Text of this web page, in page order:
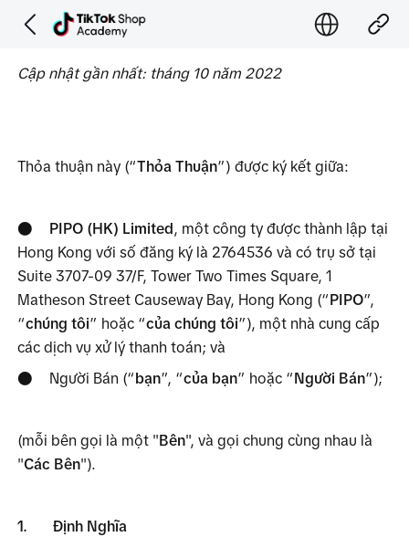
Cập nhật gần nhất: tháng 10 năm 2022
Thỏa thuận này (“Thỏa Thuận”) được ký kết giữa:
● PIPO (HK) Limited, một công ty được thành lập tại
Hong Kong với số đăng ký là 2764536 và có trụ sở tại
Suite 3707-09 37/F, Tower Two Times Square, 1
Matheson Street Causeway Bay, Hong Kong (“PIPO”,
“chúng tôi” hoặc “của chúng tôi”), một nhà cung cấp
các dịch vụ xử lý thanh toán; và
●
Người Bán (“bạn”, “của bạn” hoặc “Người Bán”);
(mỗi bên gọi là một "Bên", và gọi chung cùng nhau là
"Các Bên").
1. Định Nghĩa